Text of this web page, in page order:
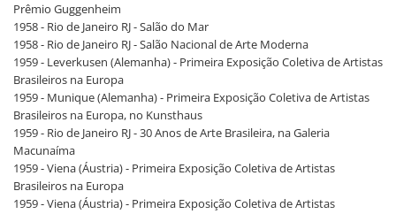
Prêmio Guggenheim
1958 - Rio de Janeiro RJ - Salão do Mar
1958 - Rio de Janeiro RJ - Salão Nacional de Arte Moderna
1959 - Leverkusen (Alemanha) - Primeira Exposição Coletiva de Artistas
Brasileiros na Europa
1959 - Munique (Alemanha) - Primeira Exposição Coletiva de Artistas
Brasileiros na Europa, no Kunsthaus
1959 - Rio de Janeiro RJ - 30 Anos de Arte Brasileira, na Galeria
Macunaíma
1959 - Viena (Áustria) - Primeira Exposição Coletiva de Artistas
Brasileiros na Europa
1959 - Viena (Áustria) - Primeira Exposição Coletiva de Artistas